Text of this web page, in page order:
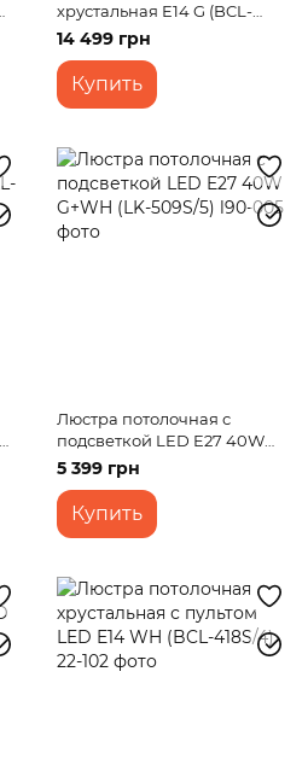
хрустальная E14 G (BCL-
440S/6)
14 499 грн
Купить
Люстра потолочная с
подсветкой LED E27 40W
G+WH (LK-509S/5)
5 399 грн
Купить